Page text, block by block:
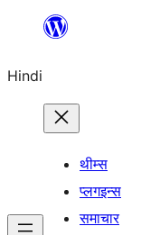
सामग्री
जाएं
Hindi
थीम्स
प्लगइन्स
समाचार